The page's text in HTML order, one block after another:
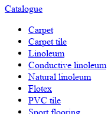
Catalogue
Carpet
Carpet tile
Linoleum
Сonductive linoleum
Natural linoleum
Flotex
PVC tile